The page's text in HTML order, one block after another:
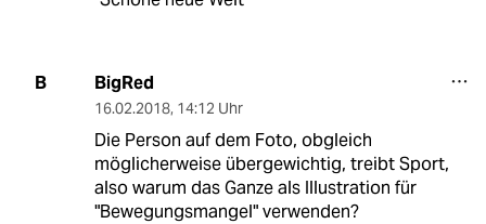
B BigRed
16.02.2018, 14:12 Uhr
Die Person auf dem Foto, obgleich
möglicherweise übergewichtig, treibt Sport,
also warum das Ganze als Illustration für
"Bewegungsmangel" verwenden?